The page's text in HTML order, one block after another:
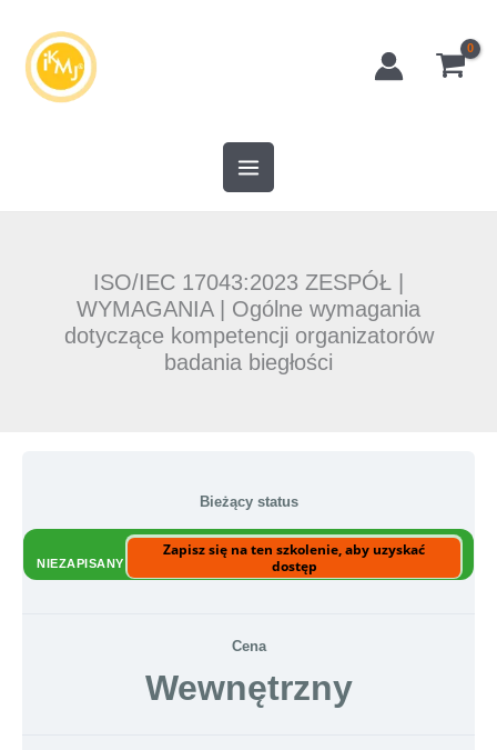
treści
ISO/IEC 17043:2023 ZESPÓŁ |
WYMAGANIA | Ogólne wymagania
dotyczące kompetencji organizatorów
badania biegłości
Bieżący status
NIEZAPISANY
Zapisz się na ten szkolenie, aby uzyskać
dostęp
Cena
Wewnętrzny